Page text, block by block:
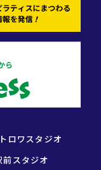
ロワスタジオ
前スタジオ